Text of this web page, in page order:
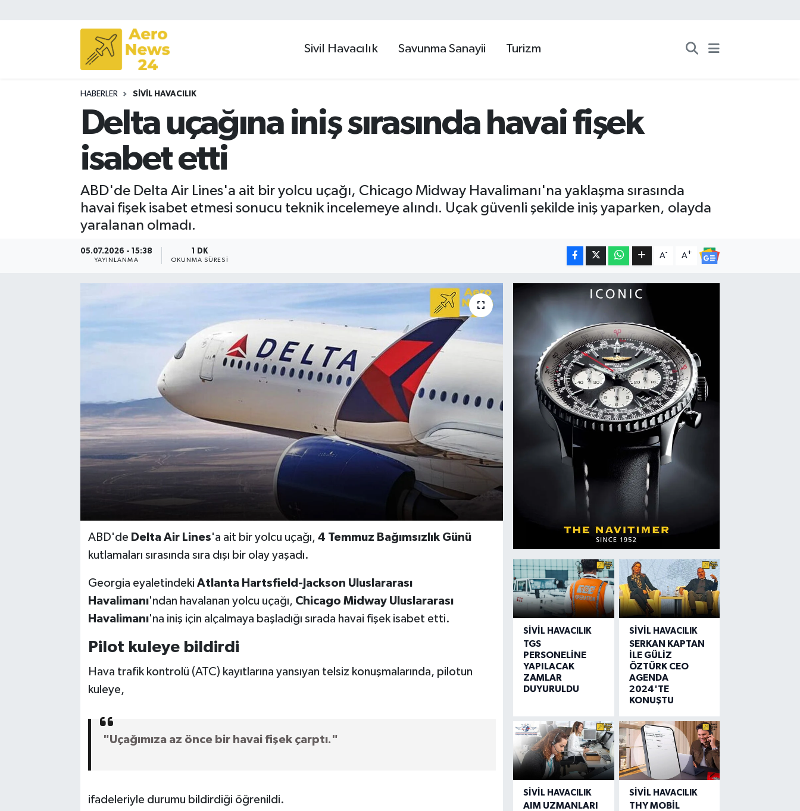
Sivil Havacılık Savunma Sanayii Turizm
HABERLER SIVIL HAVACILIK
Delta uçağına iniş sırasında havai fişek
isabet etti
ABD'de Delta Air Lines'a ait bir yolcu uçağı, Chicago Midway Havalimanı'na yaklaşma sırasında
havai fişek isabet etmesi sonucu teknik incelemeye alındı. Uçak güvenli şekilde iniş yaparken, olayda
yaralanan olmadı.
05.07.2026 - 15:38
YAYINLANMA
1 DK
OKUNMA SÜRESI
A- A+
ABD'de Delta Air Lines'a ait bir yolcu uçağı, 4 Temmuz Bağımsızlık Günü
kutlamaları sırasında sıra dışı bir olay yaşadı.
Georgia eyaletindeki Atlanta Hartsfield-Jackson Uluslararası
Havalimanı'ndan havalanan yolcu uçağı, Chicago Midway Uluslararası
Havalimanı'na iniş için alçalmaya başladığı sırada havai fişek isabet etti.
Pilot kuleye bildirdi
Hava trafik kontrolü (ATC) kayıtlarına yansıyan telsiz konuşmalarında, pilotun
kuleye,
"Uçağımıza az önce bir havai fişek çarptı."
ifadeleriyle durumu bildirdiği öğrenildi.
SIVIL HAVACILIK
TGS
PERSONELİNE
YAPILACAK
ZAMLAR
DUYURULDU
SIVIL HAVACILIK
SERKAN KAPTAN
İLE GÜLİZ
ÖZTÜRK CEO
AGENDA
2024'TE
KONUŞTU
SIVIL HAVACILIK
AIM UZMANLARI
SIVIL HAVACILIK
THY MOBİL
Sivil Havacılık